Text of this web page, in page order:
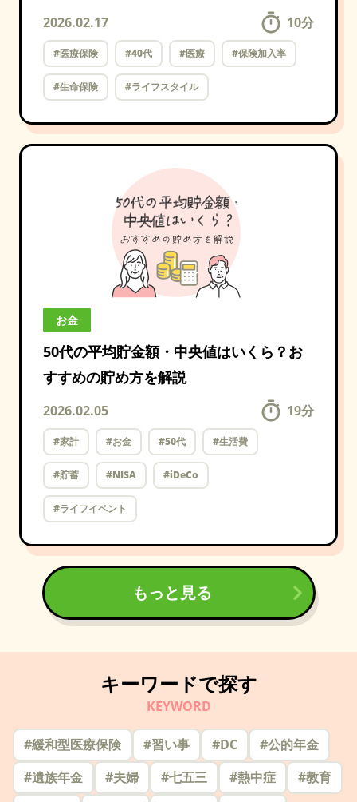
2026.02.17 10分
#医療保険 #40代 #医療 #保険加入率
#生命保険 #ライフスタイル
お金
50代の平均貯金額・中央値はいくら？お
すすめの貯め方を解説
2026.02.05 19分
#家計 #お金 #50代 #生活費
#貯蓄 #NISA #iDeCo
#ライフイベント
もっと見る
キーワードで探す
KEYWORD
#緩和型医療保険 #習い事 #DC #公的年金
#遺族年金 #夫婦 #七五三 #熱中症 #教育